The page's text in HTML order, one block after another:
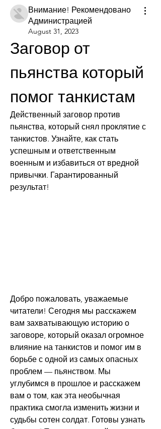
Внимание! Рекомендовано
Администрацией
August 31, 2023
Заговор от
пьянства который
помог танкистам
Действенный заговор против
пьянства, который снял проклятие с
танкистов. Узнайте, как стать
успешным и ответственным
военным и избавиться от вредной
привычки. Гарантированный
результат!
Добро пожаловать, уважаемые
читатели! Сегодня мы расскажем
вам захватывающую историю о
заговоре, который оказал огромное
влияние на танкистов и помог им в
борьбе с одной из самых опасных
проблем — пьянством. Мы
углубимся в прошлое и расскажем
вам о том, как эта необычная
практика смогла изменить жизни и
судьбы сотен солдат. Готовы узнать